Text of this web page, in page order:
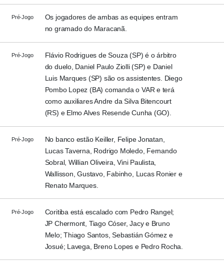
Pré-Jogo
Os jogadores de ambas as equipes entram
no gramado do Maracanã.
Pré-Jogo
Flávio Rodrigues de Souza (SP) é o árbitro
do duelo, Daniel Paulo Ziolli (SP) e Daniel
Luis Marques (SP) são os assistentes. Diego
Pombo Lopez (BA) comanda o VAR e terá
como auxiliares Andre da Silva Bitencourt
(RS) e Elmo Alves Resende Cunha (GO).
Pré-Jogo
No banco estão Keiller, Felipe Jonatan,
Lucas Taverna, Rodrigo Moledo, Fernando
Sobral, Willian Oliveira, Vini Paulista,
Wallisson, Gustavo, Fabinho, Lucas Ronier e
Renato Marques.
Pré-Jogo
Coritiba está escalado com Pedro Rangel;
JP Chermont, Tiago Cóser, Jacy e Bruno
Melo; Thiago Santos, Sebastián Gómez e
Josué; Lavega, Breno Lopes e Pedro Rocha.